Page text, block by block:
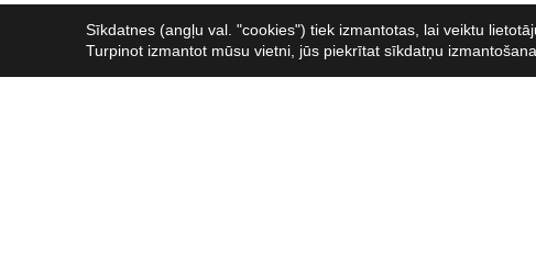
Sīkdatnes (angļu val. "cookies") tiek izmantotas, lai veiktu
Turpinot izmantot mūsu vietni, jūs piekrītat sīkdatņu